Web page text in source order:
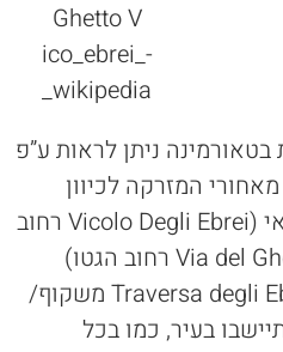
בטאורמינה ניתן לראות ע”פ
המזרקה לכיוון
מזרח כמו ויקולו דאי אבראי (Vicolo Degli Ebrei רחוב
העברים), ויה דל גטו (Via del Ghetto רחוב הגטו)
וטרברסה דלי אבראי (Traversa degli Ebrei משקוף/
בעיר, כמו בכל